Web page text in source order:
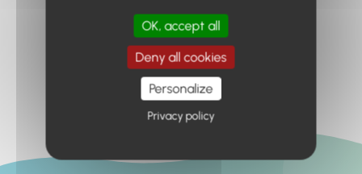
Retour à l'accueil
OK, accept all
Deny all cookies
Personalize
Privacy policy